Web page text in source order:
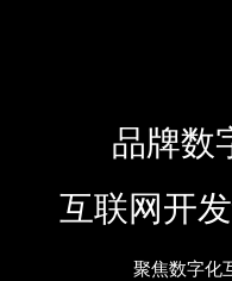
品牌数
互联网开
聚焦数字化